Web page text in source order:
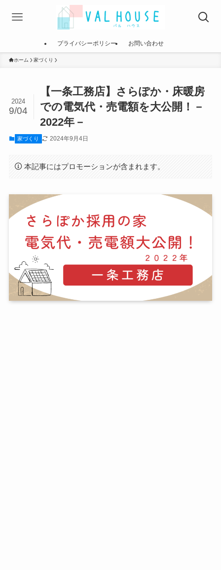
プライバシーポリシー お問い合わせ
ホーム 家づくり
【一条工務店】さらぽか・床暖房
での電気代・売電額を大公開！－
2022年－
2024
9/04
家づくり 2024年9月4日
本記事にはプロモーションが含まれます。